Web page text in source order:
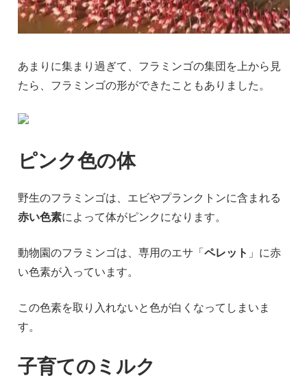
あまりに集まり過ぎて、フラミンゴの集団を上から見
たら、フラミンゴの形ができたこともありました。
ピンク色の体
野生のフラミンゴは、エビやプランクトンに含まれる
赤い色素によって体がピンクになります。
動物園のフラミンゴは、専用のエサ「ペレット 」に赤
い色素が入っています。
この色素を取り入れないと色が白くなってしまいま
す。
子育てのミルク